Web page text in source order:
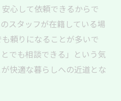
心して依頼できるからで
スタッフが在籍している場
頼りになることが多いで
でも相談できる」という気
快適な暮らしへの近道とな